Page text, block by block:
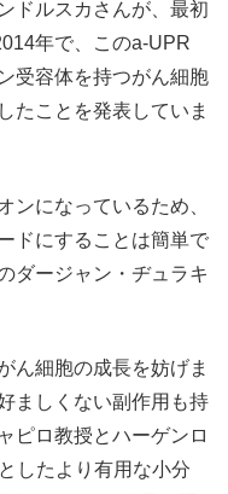
ドルスカさんが、最初
年で、このa-UPR
受容体を持つがん細胞
たことを発表していま
ンになっているため、
ドにすることは簡単で
ダージャン・ヂュラキ
ん細胞の成長を妨げま
ましくない副作用も持
ピロ教授とハーゲンロ
したより有用な小分